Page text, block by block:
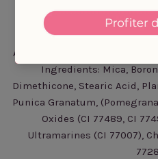
Warm Brown, Velvet,
Active Ingredients: Titanium
Ingredients: Mica,
Dimethicone, Stearic Acid,
Punica Granatum,
Oxides (CI 77489, CI
Ultramarines (CI 77007),